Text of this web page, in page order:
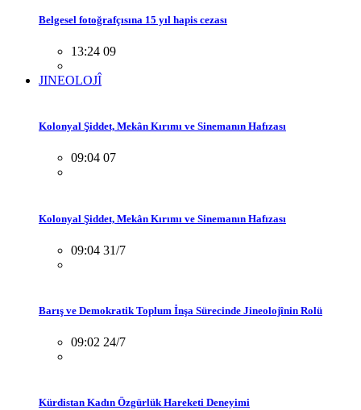
Belgesel fotoğrafçısına 15 yıl hapis cezası
13:24 09
JINEOLOJÎ
Kolonyal Şiddet, Mekân Kırımı ve Sinemanın Hafızası
09:04 07
Kolonyal Şiddet, Mekân Kırımı ve Sinemanın Hafızası
09:04 31/7
Barış ve Demokratik Toplum İnşa Sürecinde Jineolojînin Rolü
09:02 24/7
Kürdistan Kadın Özgürlük Hareketi Deneyimi